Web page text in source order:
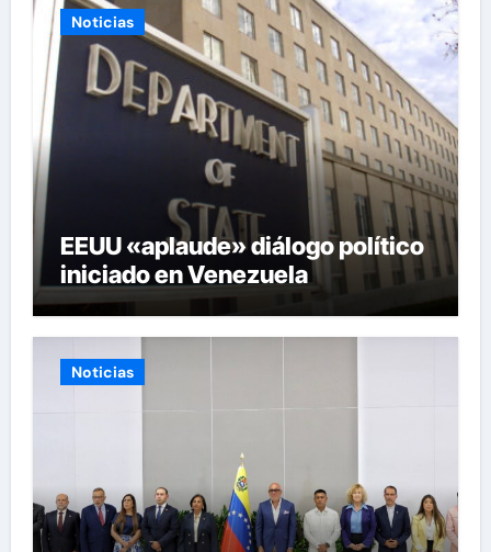
Noticias
EEUU «aplaude» diálogo político
iniciado en Venezuela
Noticias